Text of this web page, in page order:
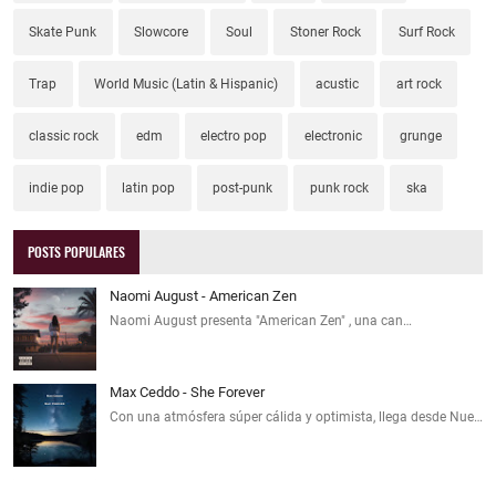
Skate Punk Slowcore Soul Stoner Rock Surf Rock
Trap World Music (Latin & Hispanic) acustic art rock
classic rock edm electro pop electronic grunge
indie pop latin pop post-punk punk rock ska
POSTS POPULARES
Naomi August - American Zen
Naomi August presenta "American Zen" , una can…
Max Ceddo - She Forever
Con una atmósfera súper cálida y optimista, llega desde Nue…